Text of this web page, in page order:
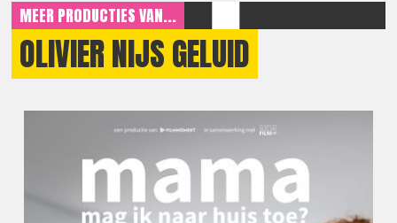
MEER PRODUCTIES VAN...
OLIVIER NIJS GELUID